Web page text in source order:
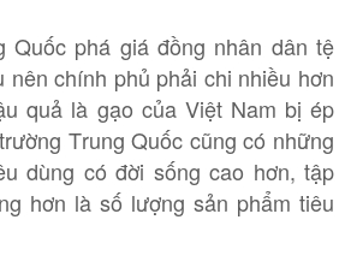
Quốc phá giá đồng nhân dân tệ
nên chính phủ phải chi nhiều hơn
quả là gạo của Việt Nam bị ép
Trung Quốc cũng có những
dùng có đời sống cao hơn, tập
hơn là số lượng sản phẩm tiêu